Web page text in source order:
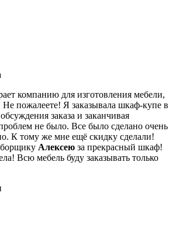
компанию для изготовления мебели,
пожалеете! Я заказывала шкаф-купе в
заказа и заканчивая
не было. Все было сделано очень
К тому же мне ещё скидку сделали!
Алексею за прекрасный шкаф!
Всю мебель буду заказывать только